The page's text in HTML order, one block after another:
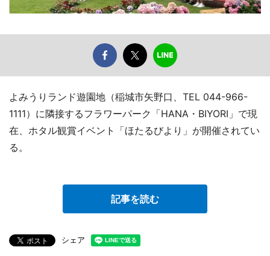
よみうりランド遊園地（稲城市矢野口、TEL 044-966-
1111）に隣接するフラワーパーク「HANA・BIYORI」で現
在、ホタル観賞イベント「ほたるびより」が開催されてい
る。
記事を読む
シェア